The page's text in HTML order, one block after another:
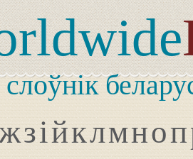
зійклмноп